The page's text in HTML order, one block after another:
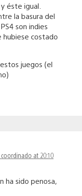
éste igual.
la basura del
son indies
hubiese costado
juegos (el
at 20:10
ha sido penosa,